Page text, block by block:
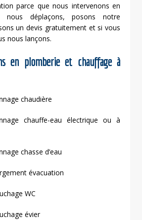
parce que nous intervenons en
déplaçons, posons notre
un devis gratuitement et si vous
nous lançons.
en plomberie et chauffage à
chaudière
chauffe-eau électrique ou à
chasse d’eau
évacuation
WC
évier